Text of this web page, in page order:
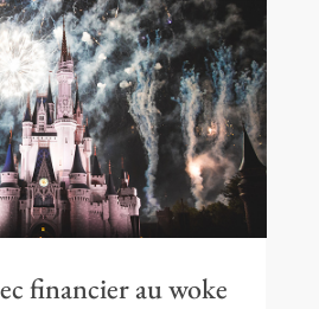
financier au woke